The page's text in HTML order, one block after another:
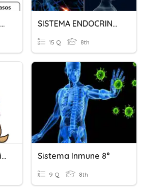
Sistema Inmune II. Evaluación. SISTEMA ENDOCRINO E INMUNE 8
15 Q 8th
8-2 Sistema Endocrino Y Sistema Inmune Sistema Inmune 8°
9 Q 8th